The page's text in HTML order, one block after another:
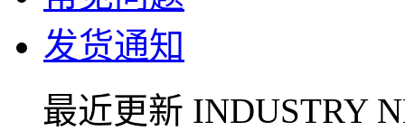
发货通知
最近更新 INDUSTRY